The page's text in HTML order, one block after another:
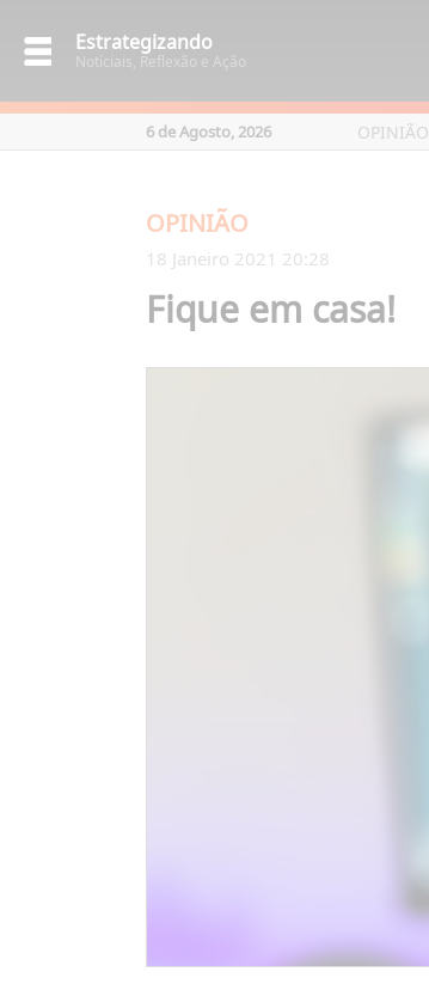
Estrategizando
Notíciais, Reflexão e Ação
6 de Agosto, 2026 OPINIÃO
OPINIÃO
18 Janeiro 2021 20:28
Fique em casa!